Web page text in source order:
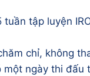
tuần tập luyện
chỉ, không
một ngày thi đấu